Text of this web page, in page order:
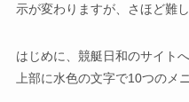
示が変わりますが、さほど難
はじめに、競艇日和のサイト
上部に水色の文字で10つのメ